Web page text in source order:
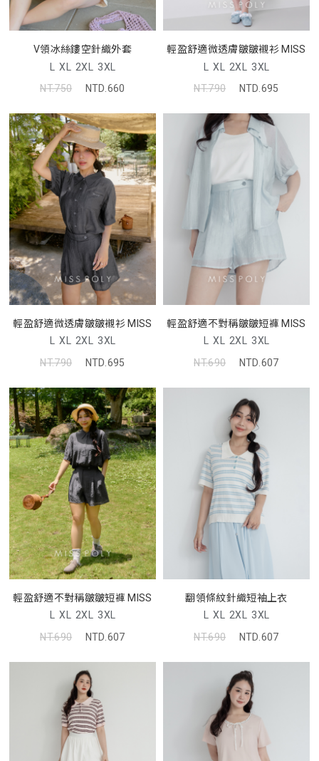
V領冰絲鏤空針織外套
L XL 2XL 3XL
NT.750
NTD.660
輕盈舒適微透膚皺皺襯衫 MISS
L XL 2XL 3XL
NT.790
NTD.695
輕盈舒適微透膚皺皺襯衫 MISS
L XL 2XL 3XL
NT.790
NTD.695
輕盈舒適不對稱皺皺短褲 MISS
L XL 2XL 3XL
NT.690
NTD.607
輕盈舒適不對稱皺皺短褲 MISS
L XL 2XL 3XL
NT.690
NTD.607
翻領條紋針織短袖上衣
L XL 2XL 3XL
NT.690
NTD.607